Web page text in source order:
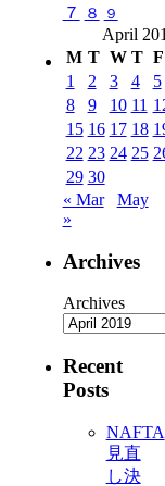
７ ８ ９
April
M T W T F
1
2 3 4 5
8
9 10 11
15 16 17 18
22 23 24 25
29 30
« Mar
May
»
Archives
Archives
Recent
Posts
NAFTA
見直
し決